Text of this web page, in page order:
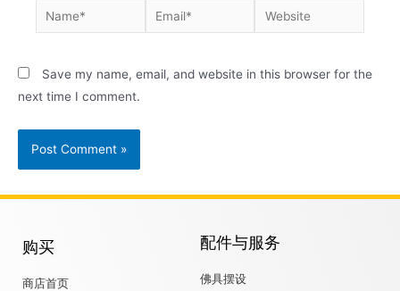
Save my name, email, and website in this browser for the
next time I comment.
购买
商店首页
配件与服务
佛具摆设